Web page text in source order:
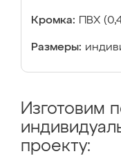
Кромка: ПВХ
Размеры:
Изготовим
проекту: